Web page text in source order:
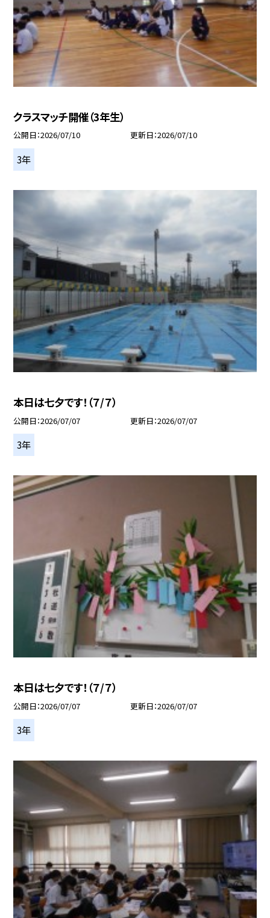
クラスマッチ開催（3年生）
公開日 2026/07/10 更新日 2026/07/10
3年
本日は七夕です！（７/７）
公開日 2026/07/07 更新日 2026/07/07
3年
本日は七夕です！（７/７）
公開日 2026/07/07 更新日 2026/07/07
3年